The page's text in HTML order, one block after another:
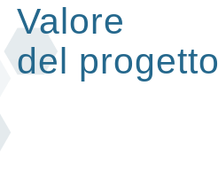
Valore
del progetto